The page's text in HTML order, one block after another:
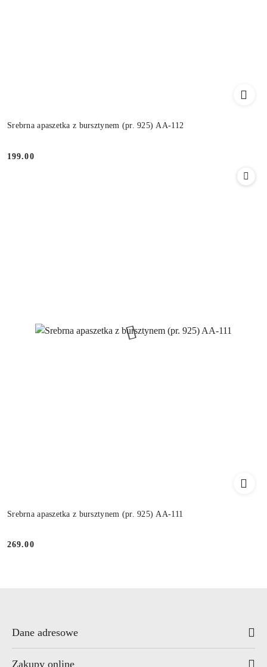
Srebrna apaszetka z bursztynem (pr. 925) AA-112
Cena:
199.00
Srebrna apaszetka z bursztynem (pr. 925) AA-111
Cena:
269.00
Dane adresowe
Zakupy online